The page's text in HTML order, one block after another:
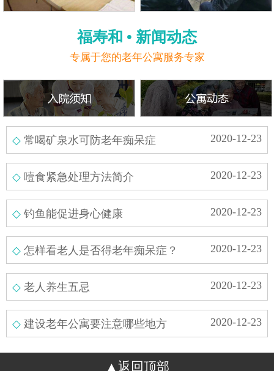
福寿和 • 新闻动态
专属于您的老年公寓服务专家
2020-12-23
常喝矿泉水可防老年痴呆症
2020-12-23
噎食紧急处理方法简介
2020-12-23
钓鱼能促进身心健康
2020-12-23
怎样看老人是否得老年痴呆症？
2020-12-23
老人养生五忌
2020-12-23
建设老年公寓要注意哪些地方
返回顶部